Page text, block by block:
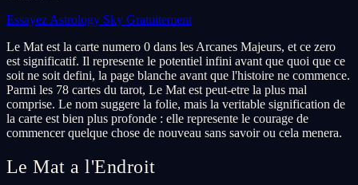
Essayez Astrology Sky Gratuitement
Le Mat est la carte numero 0 dans les Arcanes Majeurs, et ce zero
est significatif. Il represente le potentiel infini avant que quoi que ce
soit ne soit defini, la page blanche avant que l'histoire ne commence.
Parmi les 78 cartes du tarot, Le Mat est peut-etre la plus mal
comprise. Le nom suggere la folie, mais la veritable signification de
la carte est bien plus profonde : elle represente le courage de
commencer quelque chose de nouveau sans savoir ou cela menera.
Le Mat a l'Endroit